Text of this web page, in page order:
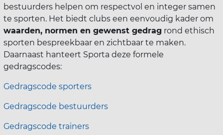
bestuurders helpen om respectvol en integer samen
te sporten. Het biedt clubs een eenvoudig kader om
waarden, normen en gewenst gedrag rond ethisch
sporten bespreekbaar en zichtbaar te maken.
Daarnaast hanteert Sporta deze formele
gedragscodes:
Gedragscode sporters
Gedragscode bestuurders
Gedragscode trainers